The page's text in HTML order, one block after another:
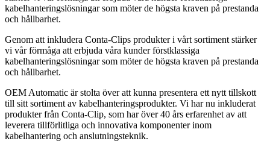
Genom att inkludera Conta-Clips produkter i vårt sortiment stärker
vi vår förmåga att erbjuda våra kunder förstklassiga
kabelhanteringslösningar som möter de högsta kraven på prestanda
och hållbarhet.
OEM Automatic är stolta över att kunna presentera ett nytt tillskott
till sitt sortiment av kabelhanteringsprodukter. Vi har nu inkluderat
produkter från Conta-Clip, som har över 40 års erfarenhet av att
leverera tillförlitliga och innovativa komponenter inom
kabelhantering och anslutningsteknik.